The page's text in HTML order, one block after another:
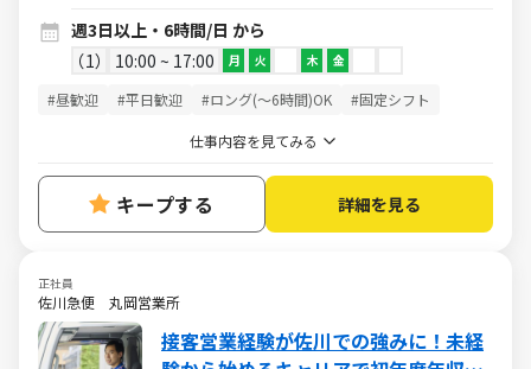
週3日以上・6時間/日 から
1
10:00 ~ 17:00 月 火 木 金
#昼歓迎 #平日歓迎 #ロング(～6時間)OK #固定シフト
仕事内容を見てみる
キープする 詳細を見る
正社員
佐川急便 丸岡営業所
接客営業経験が佐川での強みに！未経